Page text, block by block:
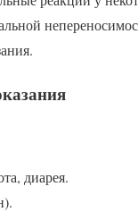
диарея.